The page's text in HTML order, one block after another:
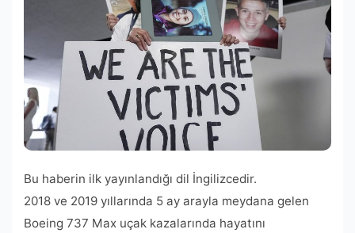
Bu haberin ilk yayınlandığı dil İngilizcedir.
2018 ve 2019 yıllarında 5 ay arayla meydana gelen
Boeing 737 Max uçak kazalarında hayatını